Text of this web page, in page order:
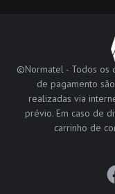
©Normatel - Todos os
de pagamento
realizadas via
prévio. Em caso de
carrinho de